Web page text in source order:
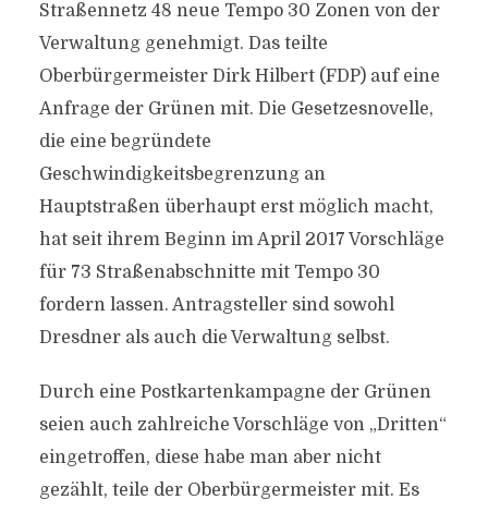
Straßennetz 48 neue Tempo 30 Zonen von der
Verwaltung genehmigt. Das teilte
Oberbürgermeister Dirk Hilbert (FDP) auf eine
Anfrage der Grünen mit. Die Gesetzesnovelle,
die eine begründete
Geschwindigkeitsbegrenzung an
Hauptstraßen überhaupt erst möglich macht,
hat seit ihrem Beginn im April 2017 Vorschläge
für 73 Straßenabschnitte mit Tempo 30
fordern lassen. Antragsteller sind sowohl
Dresdner als auch die Verwaltung selbst.
Durch eine Postkartenkampagne der Grünen
seien auch zahlreiche Vorschläge von „Dritten“
eingetroffen, diese habe man aber nicht
gezählt, teile der Oberbürgermeister mit. Es